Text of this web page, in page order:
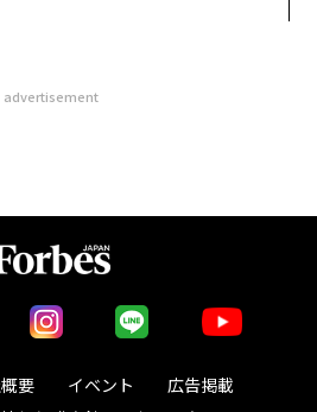
advertisement
要 イベント
広告掲載